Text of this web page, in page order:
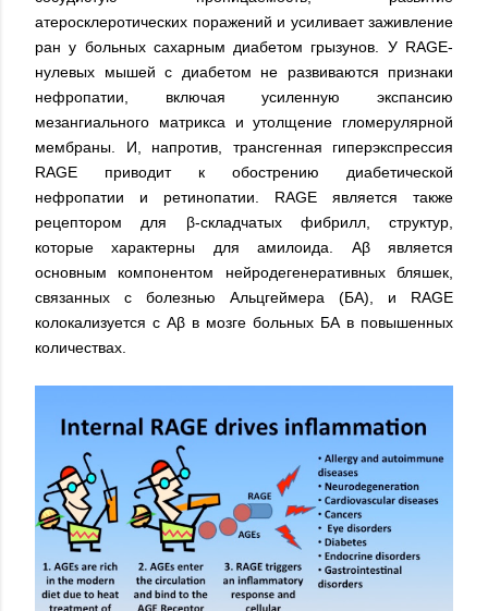
атеросклеротических поражений и усиливает заживление
ран у больных сахарным диабетом грызунов. У RAGE-
нулевых мышей с диабетом не развиваются признаки
нефропатии, включая усиленную экспансию
мезангиального матрикса и утолщение гломерулярной
мембраны. И, напротив, трансгенная гиперэкспрессия
RAGE приводит к обострению диабетической
нефропатии и ретинопатии. RAGE является также
рецептором для β-складчатых фибрилл, структур,
которые характерны для амилоида. Aβ является
основным компонентом нейродегенеративных бляшек,
связанных с болезнью Альцгеймера (БА), и RAGE
колокализуется с Aβ в мозге больных БА в повышенных
количествах.